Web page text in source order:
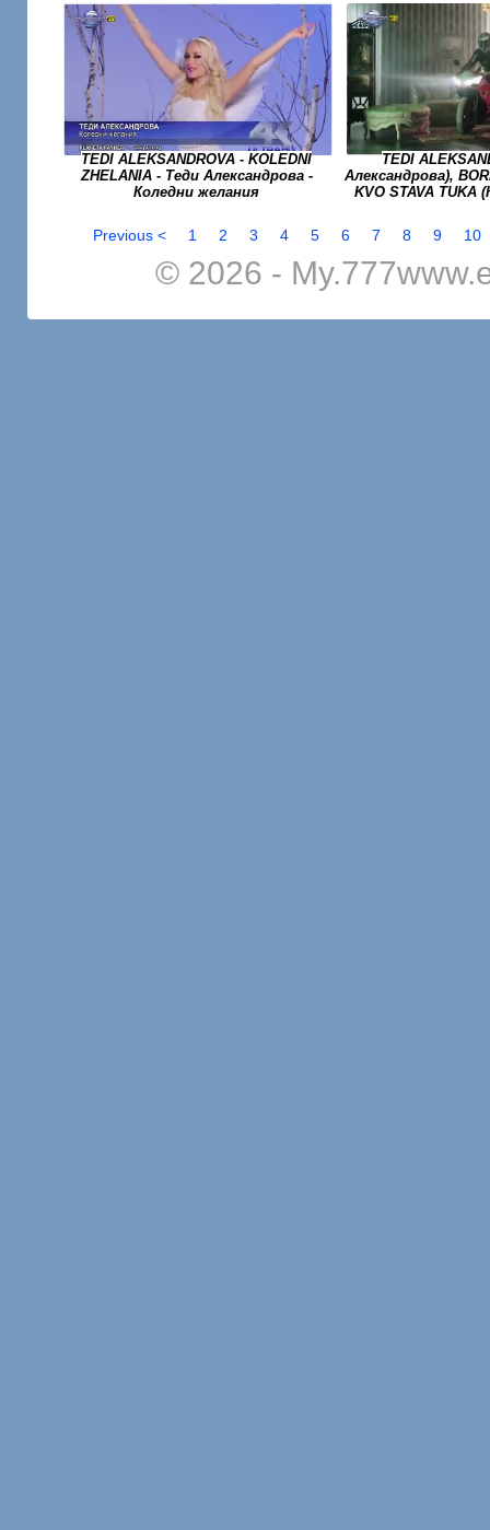
TEDI ALEKSANDROVA - KOLEDNI
ZHELANIA - Теди Александрова -
Коледни желания
TEDI
Александрова),
KVO STAVA TUKA
Previous < 1 2 3 4 5 6 7 8 9 10
© 2026 -